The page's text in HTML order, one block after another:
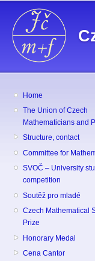
Home
The Union of Czech
Mathematicians and
Structure, contact
Committee for
SVOČ – University
competition
Soutěž pro mladé
Czech Mathematical
Prize
Honorary Medal
Cena Cantor